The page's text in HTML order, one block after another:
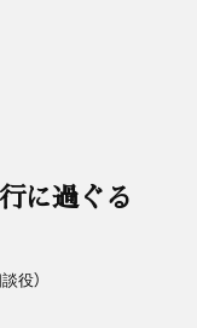
に過ぐる
役）